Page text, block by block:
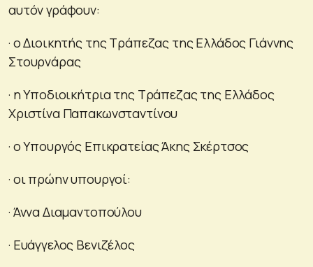
αυτόν γράφουν:
· ο Διοικητής της Τράπεζας της Ελλάδος Γιάννης
Στουρνάρας
· η Υποδιοικήτρια της Τράπεζας της Ελλάδος
Χριστίνα Παπακωνσταντίνου
· ο Υπουργός Επικρατείας Άκης Σκέρτσος
· οι πρώην υπουργοί:
· Άννα Διαμαντοπούλου
· Ευάγγελος Βενιζέλος